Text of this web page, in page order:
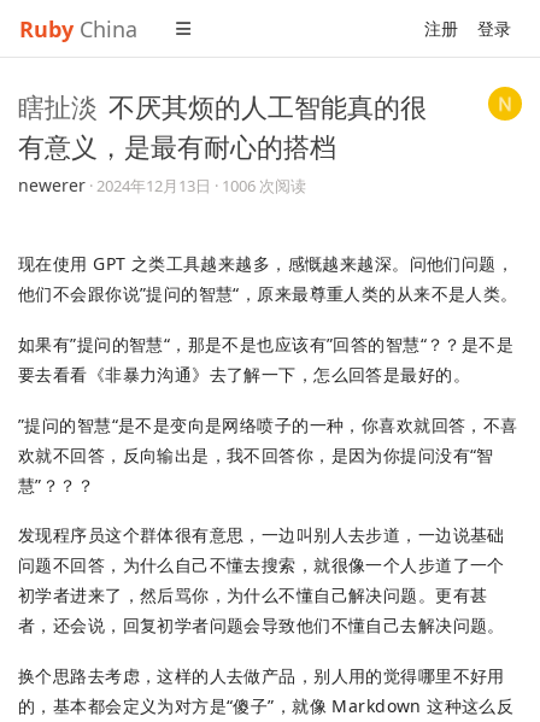
Ruby China 注册 登录
瞎扯淡 不厌其烦的人工智能真的很
有意义，是最有耐心的搭档
newerer ·2024年12月13日 · 1006 次阅读
现在使用 GPT 之类工具越来越多，感慨越来越深。问他们问题，
他们不会跟你说”提问的智慧“，原来最尊重人类的从来不是人类。
如果有”提问的智慧“，那是不是也应该有”回答的智慧“？？是不是
要去看看《非暴力沟通》去了解一下，怎么回答是最好的。
”提问的智慧“是不是变向是网络喷子的一种，你喜欢就回答，不喜
欢就不回答，反向输出是，我不回答你，是因为你提问没有“智
慧”？？？
发现程序员这个群体很有意思，一边叫别人去步道，一边说基础
问题不回答，为什么自己不懂去搜索，就很像一个人步道了一个
初学者进来了，然后骂你，为什么不懂自己解决问题。更有甚
者，还会说，回复初学者问题会导致他们不懂自己去解决问题。
换个思路去考虑，这样的人去做产品，别人用的觉得哪里不好用
的，基本都会定义为对方是“傻子”，就像 Markdown 这种这么反